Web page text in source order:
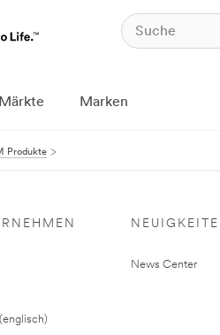
Märkte Marken
Produkte
News Center